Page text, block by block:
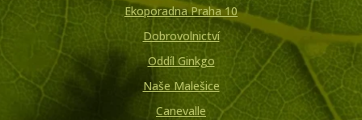
Ekoporadna Praha 10
Dobrovolnictví
Oddíl Ginkgo
Naše Malešice
Canevalle